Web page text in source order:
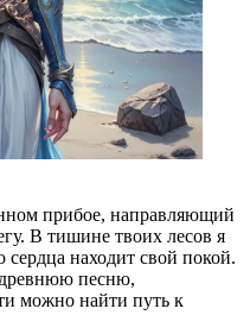
прибое, направляющий
В тишине твоих лесов я
сердца находит свой покой.
песню,
можно найти путь к